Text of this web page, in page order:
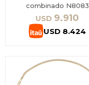
combinado N8083
USD 9.910
USD 8.424